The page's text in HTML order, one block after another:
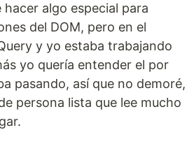
algo especial para
del DOM, pero en el
y yo estaba trabajando
yo quería entender el por
pasando, así que no demoré,
persona lista que lee mucho